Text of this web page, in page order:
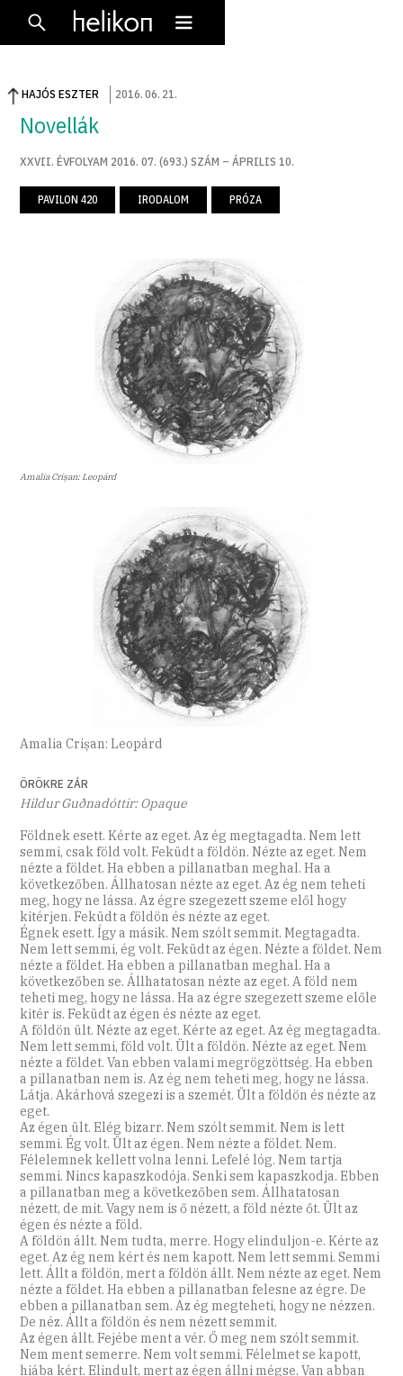
HAJÓS ESZTER 2016.06. 21.
Novellák
XXVII. ÉVFOLYAM 2016. 07. (693.) SZÁM – ÁPRILIS 10.
PAVILON 420 IRODALOM PRÓZA
Amalia Crișan: Leopárd
Amalia Crișan: Leopárd
ÖRÖKRE ZÁR
Hildur Guðnadóttir: Opaque
Földnek esett. Kérte az eget. Az ég megtagadta. Nem lett
semmi, csak föld volt. Feküdt a földön. Nézte az eget. Nem
nézte a földet. Ha ebben a pillanatban meghal. Ha a
következőben. Állhatosan nézte az eget. Az ég nem teheti
meg, hogy ne lássa. Az égre szegezett szeme elől hogy
kitérjen. Feküdt a földön és nézte az eget.
Égnek esett. Így a másik. Nem szólt semmit. Megtagadta.
Nem lett semmi, ég volt. Feküdt az égen. Nézte a földet. Nem
nézte a földet. Ha ebben a pillanatban meghal. Ha a
következőben se. Állhatatosan nézte az eget. A föld nem
teheti meg, hogy ne lássa. Ha az égre szegezett szeme előle
kitér is. Feküdt az égen és nézte az eget.
A földön ült. Nézte az eget. Kérte az eget. Az ég megtagadta.
Nem lett semmi, föld volt. Ült a földön. Nézte az eget. Nem
nézte a földet. Van ebben valami megrögzöttség. Ha ebben
a pillanatban nem is. Az ég nem teheti meg, hogy ne lássa.
Látja. Akárhová szegezi is a szemét. Ült a földön és nézte az
eget.
Az égen ült. Elég bizarr. Nem szólt semmit. Nem is lett
semmi. Ég volt. Ült az égen. Nem nézte a földet. Nem.
Félelemnek kellett volna lenni. Lefelé lóg. Nem tartja
semmi. Nincs kapaszkodója. Senki sem kapaszkodja. Ebben
a pillanatban meg a következőben sem. Állhatatosan
nézett, de mit. Vagy nem is ő nézett, a föld nézte őt. Ült az
égen és nézte a föld.
A földön állt. Nem tudta, merre. Hogy elinduljon-e. Kérte az
eget. Az ég nem kért és nem kapott. Nem lett semmi. Semmi
lett. Állt a földön, mert a földön állt. Nem nézte az eget. Nem
nézte a földet. Ha ebben a pillanatban felesne az égre. De
ebben a pillanatban sem. Az ég megteheti, hogy ne nézzen.
De néz. Állt a földön és nem nézett semmit.
Az égen állt. Fejébe ment a vér. Ő meg nem szólt semmit.
Nem ment semerre. Nem volt semmi. Félelmet se kapott,
hiába kért. Elindult, mert az égen állni mégse. Van abban